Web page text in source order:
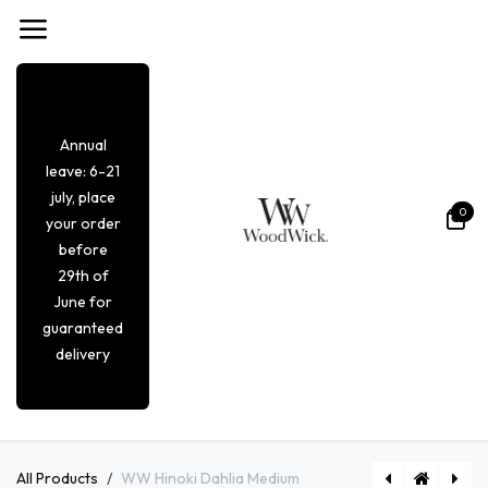
Annual
leave: 6-21
july, place
your order
before
29th of
June for
guaranteed
delivery
0
All Products WW Hinoki Dahlia Medium